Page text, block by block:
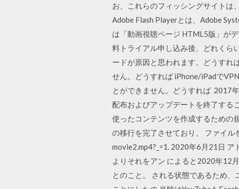
お、これらのフィッシングサイトは
Adobe Flash Playerとは、Adobe
は「動画視聴ページ HTML5版」が
料トライアル申し込み後、どれくら
ードが原因と思われます。どうすれ
せん。どうすれば iPhone/iPadで
とができません。どうすれば 2017
配布およびアップデートを終了する
使ったコンテンツを作成するための
の移行を完了させており、 ファイ
movie2.mp4?_=1. 2020年6月21日
よりそれをアン によると2020年12
とのこと。 される状態であるため